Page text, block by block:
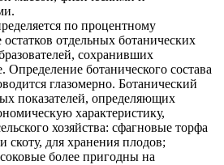
по процентному
отдельных ботанических
сохранивших
Определение ботанического состава
глазомерно. Ботанический
показателей, определяющих
характеристику,
хозяйства: сфагновые торфа
скоту, для хранения плодов;
более пригодны на